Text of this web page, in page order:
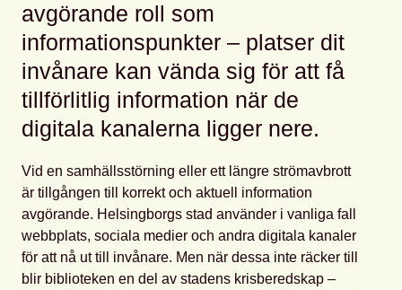
avgörande roll som
informationspunkter – platser dit
invånare kan vända sig för att få
tillförlitlig information när de
digitala kanalerna ligger nere.
Vid en samhällsstörning eller ett längre strömavbrott
är tillgången till korrekt och aktuell information
avgörande. Helsingborgs stad använder i vanliga fall
webbplats, sociala medier och andra digitala kanaler
för att nå ut till invånare. Men när dessa inte räcker till
blir biblioteken en del av stadens krisberedskap –